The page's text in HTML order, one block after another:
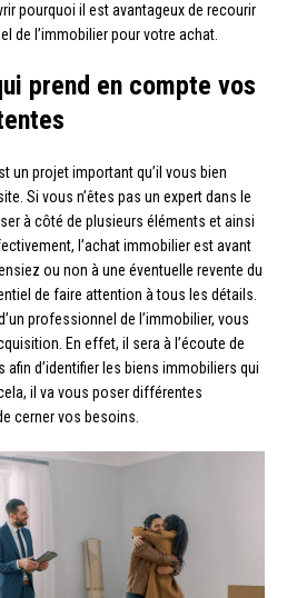
pourquoi il est avantageux de recourir
de l’immobilier pour votre achat.
prend en compte vos
un projet important qu’il vous bien
Si vous n’êtes pas un expert dans le
à côté de plusieurs éléments et ainsi
l’achat immobilier est avant
ou non à une éventuelle revente du
de faire attention à tous les détails.
professionnel de l’immobilier, vous
En effet, il sera à l’écoute de
d’identifier les biens immobiliers qui
il va vous poser différentes
cerner vos besoins.